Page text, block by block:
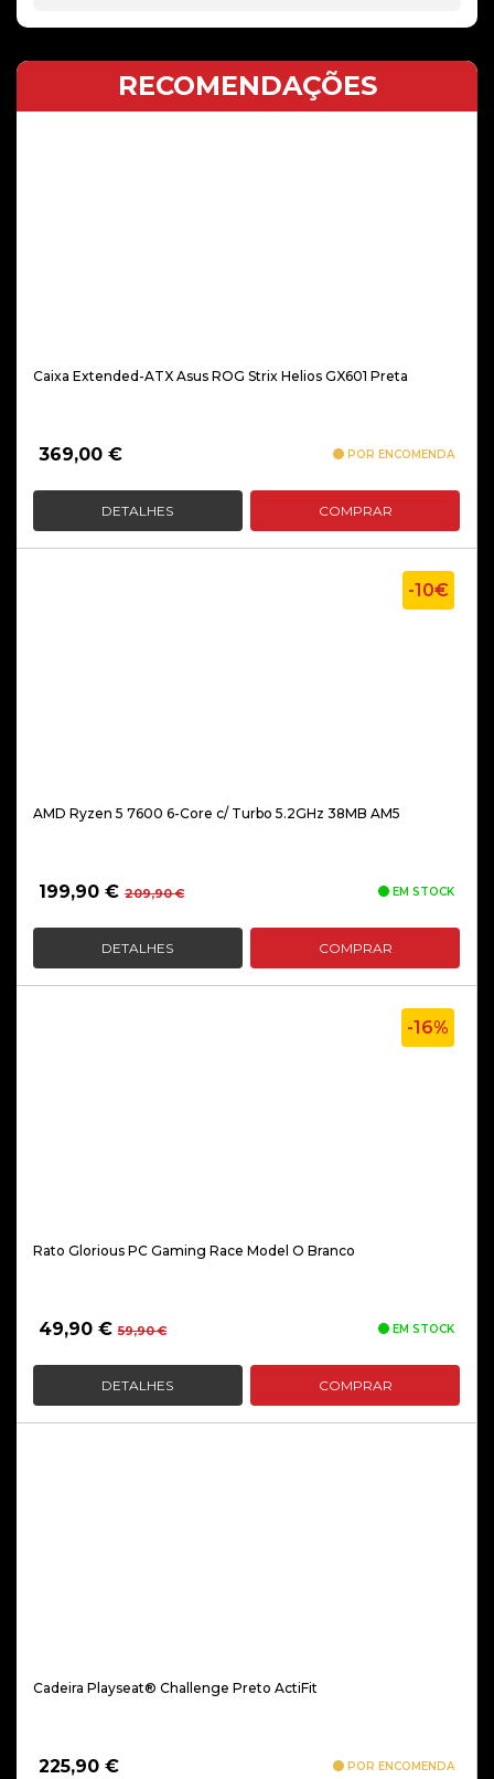
RECOMENDAÇÕES
Caixa Extended-ATX Asus ROG Strix Helios GX601 Preta
369,00 € POR ENCOMENDA
DETALHES COMPRAR
-10€
AMD Ryzen 5 7600 6-Core c/ Turbo 5.2GHz 38MB AM5
209,90€O
era:
199,90 €
O
é:
EM STOCK
DETALHES COMPRAR
-16%
Rato Glorious PC Gaming Race Model O Branco
59,90€O
original
era:
49,90 €
O
atual
é:
EM STOCK
DETALHES COMPRAR
Cadeira Playseat® Challenge Preto ActiFit
225,90 € POR ENCOMENDA